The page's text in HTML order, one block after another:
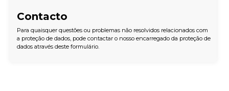
Contacto
Para quaisquer questões ou problemas não resolvidos relacionados com
a proteção de dados, pode contactar o nosso encarregado da proteção de
dados através deste formulário.